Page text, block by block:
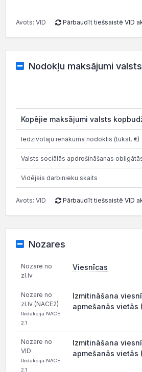
Avots: VID Pārbaudīt tiešsaistē VID
Nodokļu maksājumi
Kopējie maksājumi valsts
Iedzīvotāju ienākuma nodoklis (tūkst. €)
Valsts sociālās apdrošināšanas
Vidējais darbinieku skaits
Avots: VID Pārbaudīt tiešsaistē VID
Nozares
Nozare no
zl.lv
Viesnīcas
Nozare no
zl.lv (NACE2)
Redakcija NACE
2.1
Izmitināšana
apmešanās vietās
Nozare no
VID
Redakcija NACE
2.1
Izmitināšana
apmešanās vietās